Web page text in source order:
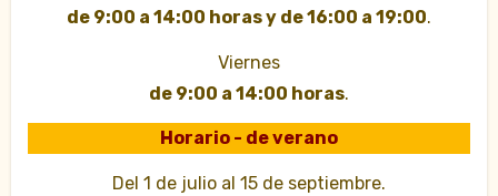
de 9:00 a 14:00 horas y de 16:00 a 19:00.
Viernes
de 9:00 a 14:00 horas.
Horario - de verano
Del 1 de julio al 15 de septiembre.